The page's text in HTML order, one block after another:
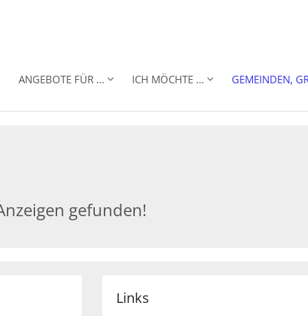
ANGEBOTE FÜR ... ICH MÖCHTE ... GEMEINDEN,
gefunden!
Links